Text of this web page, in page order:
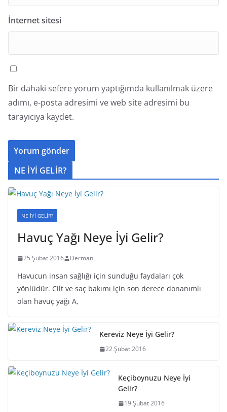
İnternet sitesi
Bir dahaki sefere yorum yaptığımda kullanılmak üzere
adımı, e-posta adresimi ve web site adresimi bu
tarayıcıya kaydet.
NE İYİ GELİR?
NE İYİ GELİR?
Havuç Yağı Neye İyi Gelir?
25 Şubat 2016 Derman
Havucun insan sağlığı için sunduğu faydaları çok
yönlüdür. Cilt ve saç bakımı için son derece donanımlı
olan havuç yağı A,
Kereviz Neye İyi Gelir?
22 Şubat 2016
Keçiboynuzu Neye İyi
Gelir?
19 Şubat 2016